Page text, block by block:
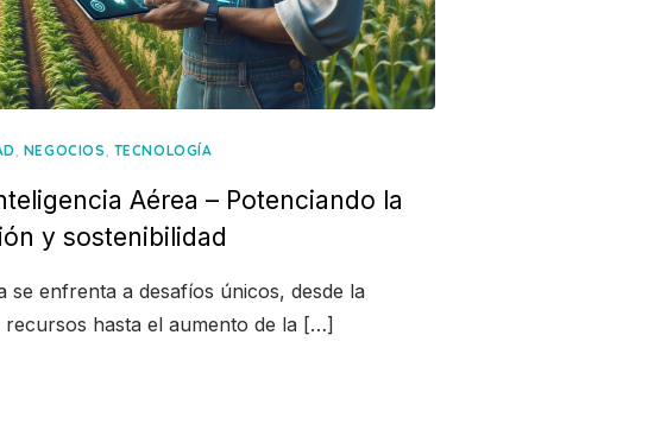
, NEGOCIOS, TECNOLOGÍA
Aérea – Potenciando la
y sostenibilidad
se enfrenta a desafíos únicos, desde la
recursos hasta el aumento de la […]